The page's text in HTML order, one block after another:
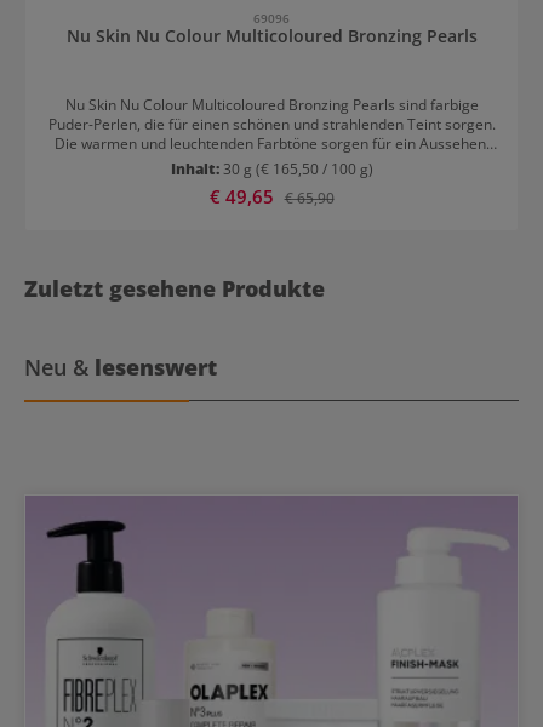
69096
Nu Skin Nu Colour Multicoloured Bronzing Pearls
Nu Skin Nu Colour Multicoloured Bronzing Pearls sind farbige
Puder-Perlen, die für einen schönen und strahlenden Teint sorgen.
Die warmen und leuchtenden Farbtöne sorgen für ein Aussehen,
das wie von der Sonne geküsst ist. Der speziell entwickelte Puder
hat eine Textur, die sich leicht gleitend auftragen lässt. Es ist eine
gute Alternative zu Talkumpuder. Anwendungstipps für Nu Skin Nu
Inhalt: 30 g (€ 165,50 / 100 g)
Verkaufspreis:
€ 49,65 Regulärer Preis:
€ 65,90
Zuletzt gesehene Produkte
Neu & lesenswert